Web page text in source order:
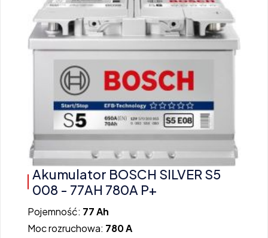
Akumulator BOSCH SILVER S5
008 - 77AH 780A P+
Pojemność: 77 Ah
Moc rozruchowa: 780 A